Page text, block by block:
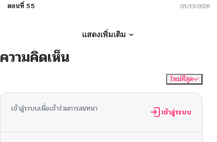
ตอนที่ 55 05/13/2026
ตอนที่ 53
05/13/2026
ตอนที่ 51 05/13/2026
แสดงเพิ่มเติม
ความคิดเห็น
ใหม่ที่สุด
เข้าสู่ระบบเพื่อเข้าร่วมการสนทนา เข้าสู่ระบบ